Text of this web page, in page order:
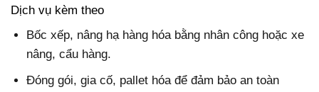
Dịch vụ kèm theo
Bốc xếp, nâng hạ hàng hóa bằng nhân công hoặc xe
nâng, cẩu hàng.
Đóng gói, gia cố, pallet hóa để đảm bảo an toàn